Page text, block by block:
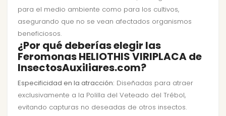
para el medio ambiente como para los cultivos,
asegurando que no se vean afectados organismos
beneficiosos.
¿Por qué deberías elegir las
Feromonas HELIOTHIS VIRIPLACA de
InsectosAuxiliares.com?
Especificidad en la atracción: Diseñadas para atraer
exclusivamente a la Polilla del Veteado del Trébol,
evitando capturas no deseadas de otros insectos.